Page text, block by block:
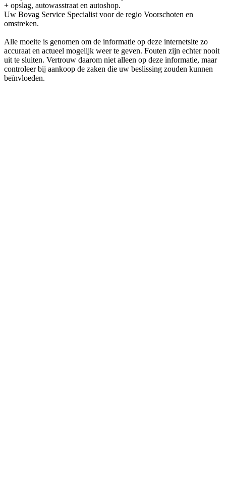
+ opslag, autowasstraat en autoshop.
Uw Bovag Service Specialist voor de regio Voorschoten en
omstreken.
Alle moeite is genomen om de informatie op deze internetsite zo
accuraat en actueel mogelijk weer te geven. Fouten zijn echter nooit
uit te sluiten. Vertrouw daarom niet alleen op deze informatie, maar
controleer bij aankoop de zaken die uw beslissing zouden kunnen
beïnvloeden.